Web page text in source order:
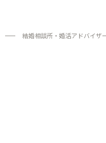
結婚相談所・婚活アドバイザ